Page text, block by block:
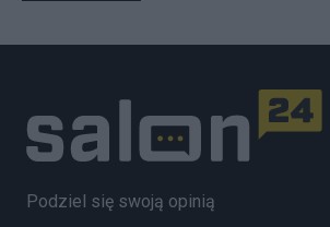
Podziel się swoją opinią